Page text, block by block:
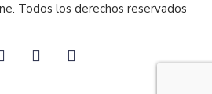
Todos los derechos reservados